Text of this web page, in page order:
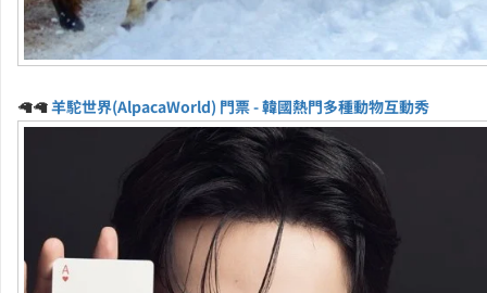
🦙🦙羊駝世界(AlpacaWorld) 門票 - 韓國熱門多種動物互動秀